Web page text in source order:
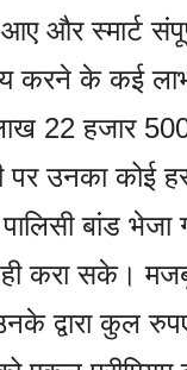
और स्मार्ट
करने के कई लाभ
22 हजार 500
पर उनका कोई
बांड भेजा
करा सके।
द्वारा कुल